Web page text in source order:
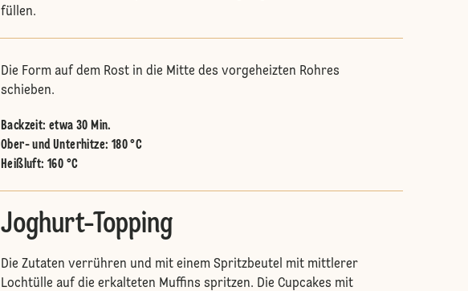
füllen.
Die Form auf dem Rost in die Mitte des vorgeheizten Rohres
schieben.
Backzeit: etwa 30 Min.
Ober- und Unterhitze: 180 °C
Heißluft: 160 °C
Joghurt-Topping
Die Zutaten verrühren und mit einem Spritzbeutel mit mittlerer
Lochtülle auf die erkalteten Muffins spritzen. Die Cupcakes mit